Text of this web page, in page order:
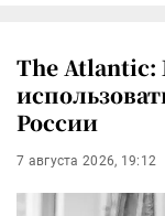
The Atlantic:
России
7 августа 2026, 19:12